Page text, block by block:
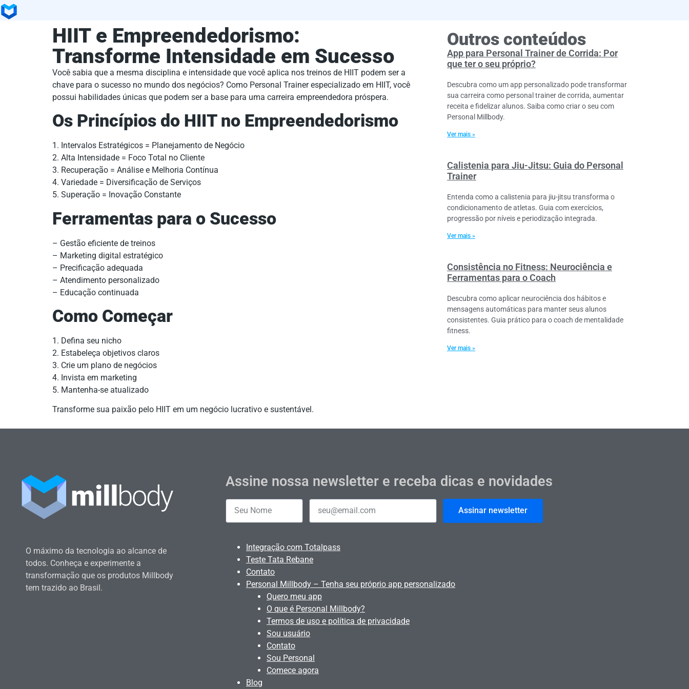
HIIT e Empreendedorismo:
Transforme Intensidade em Sucesso
Você sabia que a mesma disciplina e intensidade que você aplica nos treinos de HIIT podem ser a
chave para o sucesso no mundo dos negócios? Como Personal Trainer especializado em HIIT, você
possui habilidades únicas que podem ser a base para uma carreira empreendedora próspera.
Os Princípios do HIIT no Empreendedorismo
1. Intervalos Estratégicos = Planejamento de Negócio
2. Alta Intensidade = Foco Total no Cliente
3. Recuperação = Análise e Melhoria Contínua
4. Variedade = Diversificação de Serviços
5. Superação = Inovação Constante
Ferramentas para o Sucesso
– Gestão eficiente de treinos
– Marketing digital estratégico
– Precificação adequada
– Atendimento personalizado
– Educação continuada
Como Começar
1. Defina seu nicho
2. Estabeleça objetivos claros
3. Crie um plano de negócios
4. Invista em marketing
5. Mantenha-se atualizado
Transforme sua paixão pelo HIIT em um negócio lucrativo e sustentável.
Outros conteúdos
App para Personal Trainer de Corrida: Por
que ter o seu próprio?
Descubra como um app personalizado pode transformar
sua carreira como personal trainer de corrida, aumentar
receita e fidelizar alunos. Saiba como criar o seu com
Personal Millbody.
Ver mais »
Calistenia para Jiu-Jitsu: Guia do Personal
Trainer
Entenda como a calistenia para jiu-jitsu transforma o
condicionamento de atletas. Guia com exercícios,
progressão por níveis e periodização integrada.
Ver mais »
Consistência no Fitness: Neurociência e
Ferramentas para o Coach
Descubra como aplicar neurociência dos hábitos e
mensagens automáticas para manter seus alunos
consistentes. Guia prático para o coach de mentalidade
fitness.
Ver mais »
O máximo da tecnologia ao alcance de
todos. Conheça e experimente a
transformação que os produtos Millbody
tem trazido ao Brasil.
Assine nossa newsletter e receba dicas e novidades
Assinar newsletter
Integração com Totalpass
Teste Tata Rebane
Contato
Personal Millbody – Tenha seu próprio app personalizado
Quero meu app
O que é Personal Millbody?
Termos de uso e política de privacidade
Sou usuário
Contato
Sou Personal
Comece agora
Blog